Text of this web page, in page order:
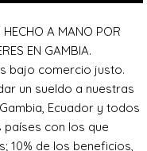
HECHO A MANO POR
EN GAMBIA.
bajo comercio justo.
un sueldo a nuestras
Ecuador y todos
países con los que
10% de los beneficios,